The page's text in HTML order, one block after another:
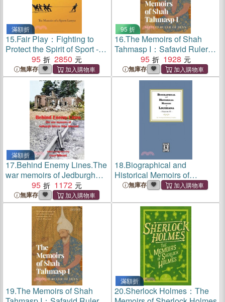
滿額折
15.Fair Play：Fighting to
Protect the Spirit of Sport -
The Memoirs of a Sports
Lawyer
95 2850
無庫存
95 折
16.The Memoirs of Shah
Tahmasp I：Safavid Ruler of
95 1928
無庫存
滿額折
17.Behind Enemy Lines.The
war memoirs of Jedburgh
Officer John Olmsted.
95 1172
無庫存
18.Biographical and
Historical Memoirs of
Louisiana, Volume #1
無庫存
19.The Memoirs of Shah
滿額折
20.Sherlock Holmes：The